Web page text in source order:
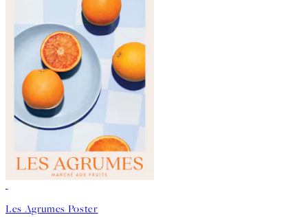
Les Agrumes Poster